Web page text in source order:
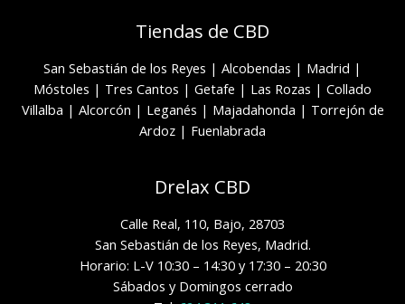
Tiendas de CBD
San Sebastián de los Reyes | Alcobendas | Madrid |
Móstoles | Tres Cantos | Getafe | Las Rozas | Collado
Villalba | Alcorcón | Leganés | Majadahonda | Torrejón de
Ardoz | Fuenlabrada
Drelax CBD
Calle Real, 110, Bajo, 28703
San Sebastián de los Reyes, Madrid.
Horario: L-V 10:30 – 14:30 y 17:30 – 20:30
Sábados y Domingos cerrado